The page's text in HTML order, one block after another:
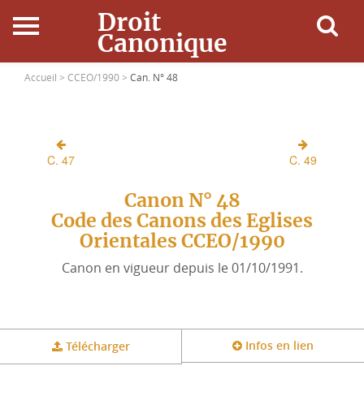
Droit
Canonique
Accueil
Ressources
Connexion
Accueil > CCEO/1990 > Can. N° 48
C. 47 C. 49
Canon N° 48
Code des Canons des Eglises
Orientales CCEO/1990
Canon en vigueur depuis le 01/10/1991.
Télécharger Infos en lien